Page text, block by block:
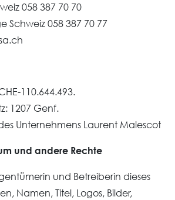
058 387 70 70
Schweiz 058 387 70 77
110.644.493.
1207 Genf.
Unternehmens Laurent Malescot
und andere Rechte
und Betreiberin dieses
Namen, Titel, Logos, Bilder,